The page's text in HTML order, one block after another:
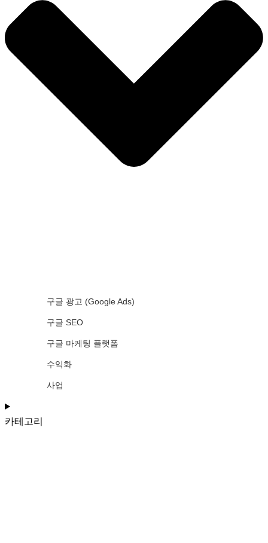
구글 광고 (Google Ads)
구글 SEO
구글 마케팅 플랫폼
수익화
사업
카테고리